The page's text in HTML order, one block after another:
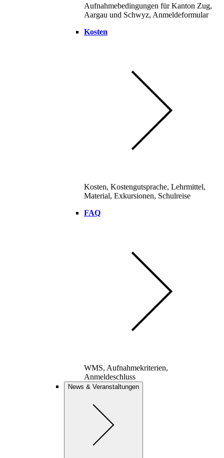
Aufnahmebedingungen für Kanton Zug,
Aargau und Schwyz, Anmeldeformular
Kosten
Kosten, Kostengutsprache, Lehrmittel,
Material, Exkursionen, Schulreise
FAQ
WMS, Aufnahmekriterien,
Anmeldeschluss
News & Veranstaltungen